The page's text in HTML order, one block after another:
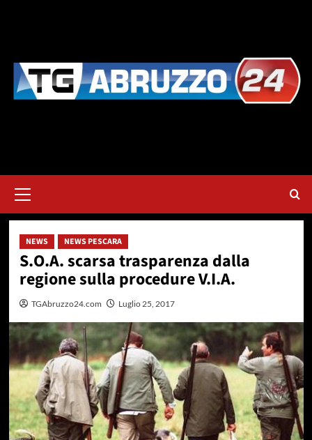
principale
NEWS NEWS PESCARA
S.O.A. scarsa trasparenza dalla
regione sulla procedure V.I.A.
TGAbruzzo24.com Luglio 25, 2017